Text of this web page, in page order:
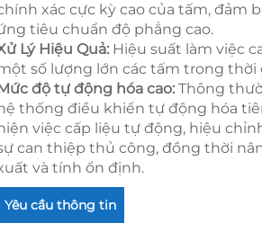
xác cực kỳ cao của tấm, đảm
tiêu chuẩn độ phẳng cao.
Lý Hiệu Quả: Hiệu suất làm việc
số lượng lớn các tấm trong thời
độ tự động hóa cao: Thông
thống điều khiển tự động hóa
việc cấp liệu tự động, hiệu
can thiệp thủ công, đồng thời
và tính ổn định.
Yêu cầu thông tin